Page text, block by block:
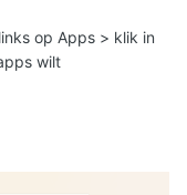
op Apps > klik in
wilt